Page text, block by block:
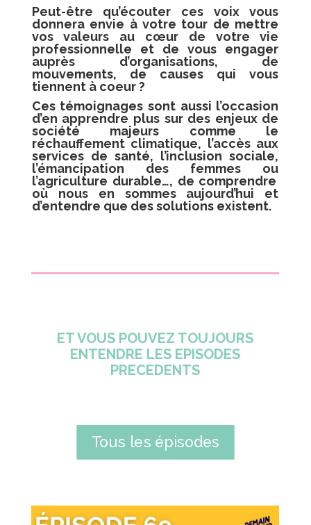
Peut-être qu’écouter ces voix vous
donnera envie à votre tour de mettre
vos valeurs au cœur de votre vie
professionnelle et de vous engager
auprès d’organisations, de
mouvements, de causes qui vous
tiennent à coeur ?
Ces témoignages sont aussi l’occasion
d’en apprendre plus sur des enjeux de
société majeurs comme le
réchauffement climatique, l’accès aux
services de santé, l’inclusion sociale,
l’émancipation des femmes ou
l’agriculture durable…, de comprendre
où nous en sommes aujourd’hui et
d’entendre que des solutions existent.
ET VOUS POUVEZ TOUJOURS
ENTENDRE LES EPISODES
PRECEDENTS
Tous les épisodes